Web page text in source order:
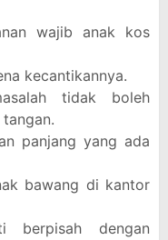
wajib anak kos
kecantikannya.
tidak boleh
panjang yang ada
bawang di kantor
berpisah dengan